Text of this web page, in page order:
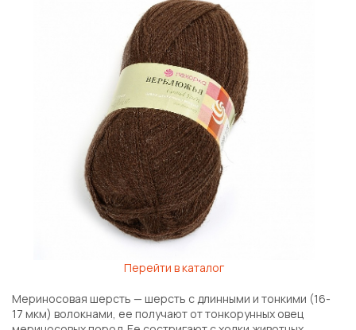
Перейти в каталог
Мериносовая шерсть — шерсть с длинными и тонкими (16-
17 мкм) волокнами, ее получают от тонкорунных овец